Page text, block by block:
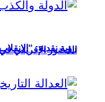
الحضور الإفريقي
رؤية نقدية: